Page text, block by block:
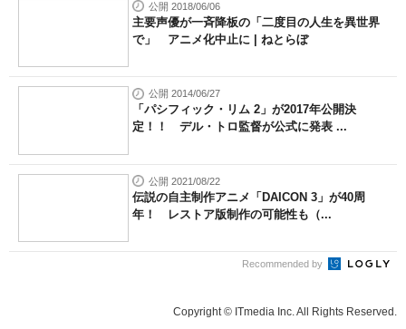
公開 2018/06/06
主要声優が一斉降板の「二度目の人生を異世界
で」 アニメ化中止に | ねとらぼ
公開 2014/06/27
「パシフィック・リム 2」が2017年公開決
定！！ デル・トロ監督が公式に発表 ...
公開 2021/08/22
伝説の自主制作アニメ「DAICON 3」が40周
年！ レストア版制作の可能性も（...
Recommended by
Copyright © ITmedia Inc. All Rights Reserved.